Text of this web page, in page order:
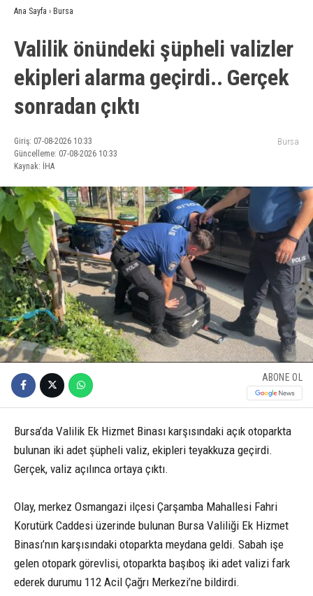
Ana Sayfa › Bursa
Valilik önündeki şüpheli valizler
ekipleri alarma geçirdi.. Gerçek
sonradan çıktı
Giriş: 07-08-2026 10:33
Güncelleme: 07-08-2026 10:33
Kaynak: İHA
Bursa
ABONE OL
Bursa’da Valilik Ek Hizmet Binası karşısındaki açık otoparkta
bulunan iki adet şüpheli valiz, ekipleri teyakkuza geçirdi.
Gerçek, valiz açılınca ortaya çıktı.
Olay, merkez Osmangazi ilçesi Çarşamba Mahallesi Fahri
Korutürk Caddesi üzerinde bulunan Bursa Valiliği Ek Hizmet
Binası’nın karşısındaki otoparkta meydana geldi. Sabah işe
gelen otopark görevlisi, otoparkta başıboş iki adet valizi fark
ederek durumu 112 Acil Çağrı Merkezi’ne bildirdi.